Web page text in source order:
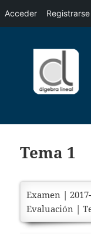
Acceder Registrarse
Tema 1
Examen |
Evaluación |